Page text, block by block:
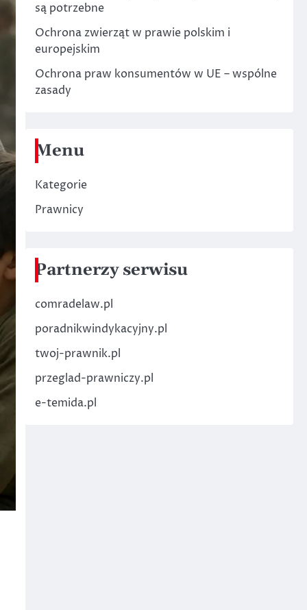
są potrzebne
Ochrona zwierząt w prawie polskim i
europejskim
Ochrona praw konsumentów w UE – wspólne
zasady
Menu
Kategorie
Prawnicy
Partnerzy serwisu
comradelaw.pl
poradnikwindykacyjny.pl
twoj-prawnik.pl
przeglad-prawniczy.pl
e-temida.pl